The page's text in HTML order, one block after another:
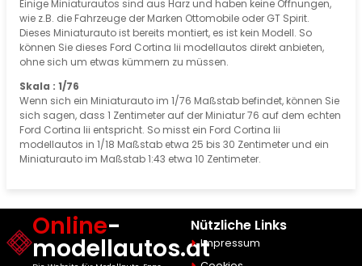
Einige Miniaturautos sind aus Harz und haben keine Öffnungen,
wie z.B. die Fahrzeuge der Marken Ottomobile oder GT Spirit.
Dieses Miniaturauto ist bereits montiert, es ist kein Modell. So
können Sie dieses Ford Cortina Iii modellautos direkt anbieten,
ohne sich um etwas kümmern zu müssen.
Skala : 1/76
Wenn sich ein Miniaturauto im 1/76 Maßstab befindet, können Sie
sich sagen, dass 1 Zentimeter auf der Miniatur 76 auf dem echten
Ford Cortina Iii entspricht. So misst ein Ford Cortina Iii
modellautos in 1/18 Maßstab etwa 25 bis 30 Zentimeter und ein
Miniaturauto im Maßstab 1:43 etwa 10 Zentimeter.
Online-
modellautos.at
Nützliche Links
Impressum